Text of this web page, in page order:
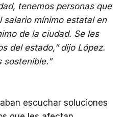
tenemos personas que
salario mínimo estatal en
de la ciudad. Se les
del estado,” dijo López.
sostenible.”
escuchar soluciones